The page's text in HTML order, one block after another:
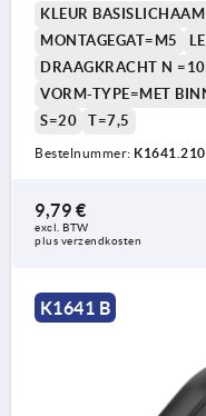
KLEUR
MONTAGEGAT=M5
DRAAGKRACHT N
VORM-TYPE=MET
S=20
T=7,5
Bestelnummer:
9,79 €
excl. BTW
plus verzendkosten
K1641 B